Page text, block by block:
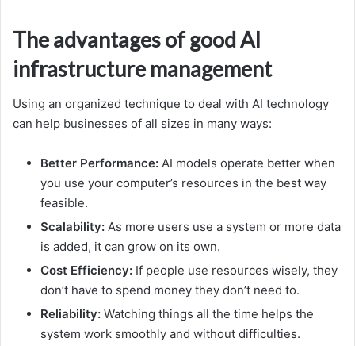
The advantages of good AI
infrastructure management
Using an organized technique to deal with AI technology
can help businesses of all sizes in many ways:
Better Performance: AI models operate better when
you use your computer’s resources in the best way
feasible.
Scalability: As more users use a system or more data
is added, it can grow on its own.
Cost Efficiency: If people use resources wisely, they
don’t have to spend money they don’t need to.
Reliability: Watching things all the time helps the
system work smoothly and without difficulties.